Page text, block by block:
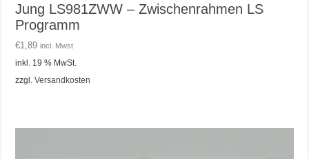
Jung LS981ZWW – Zwischenrahmen LS
Programm
€1,89 incl. Mwst
inkl. 19 % MwSt.
zzgl.Versandkosten